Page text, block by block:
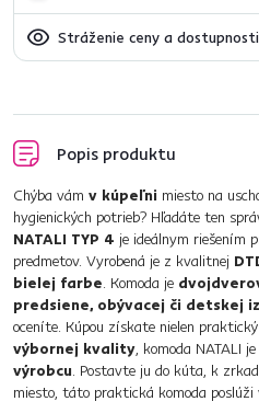
Stráženie ceny a dostupnosti
Popis produktu
Chýba vám v kúpeľni miesto na
hygienických potrieb? Hľadáte ten
NATALI TYP 4 je ideálnym riešením
predmetov. Vyrobená je z kvalitnej
bielej farbe. Komoda je
predsiene, obývacej či detskej
oceníte. Kúpou získate nielen
výbornej kvality, komoda NATALI
výrobcu. Postavte ju do kúta, k
miesto, táto praktická komoda